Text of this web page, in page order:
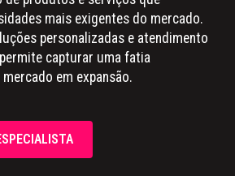
mais exigentes do mercado.
personalizadas e atendimento
capturar uma fatia
em expansão.